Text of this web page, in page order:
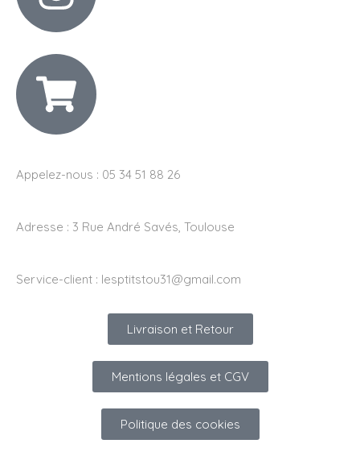
Appelez-nous : 05 34 51 88 26
Adresse : 3 Rue André Savés, Toulouse
Service-client : lesptitstou31@gmail.com
Livraison et Retour
Mentions légales et CGV
Politique des cookies